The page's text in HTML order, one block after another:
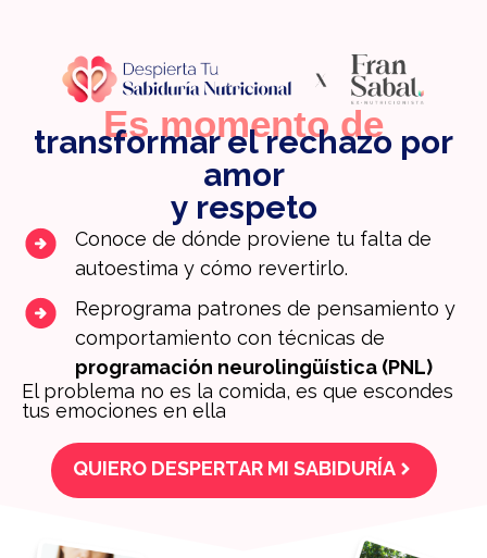
Es momento de
transformar el rechazo por
amor
y respeto
Conoce de dónde proviene tu falta de
autoestima y cómo revertirlo.
Reprograma patrones de pensamiento y
comportamiento con técnicas de
programación neurolingüística (PNL)
El problema no es la comida, es que escondes
tus emociones en ella
QUIERO DESPERTAR MI SABIDURÍA